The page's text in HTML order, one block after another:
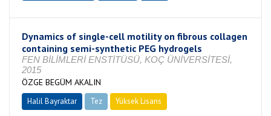
Dynamics of single-cell motility on fibrous collagen
containing semi-synthetic PEG hydrogels
FEN BİLİMLERİ ENSTİTÜSÜ, KOÇ ÜNİVERSİTESİ,
2015
ÖZGE BEGÜM AKALIN
Halil Bayraktar Tez Yüksek Lisans